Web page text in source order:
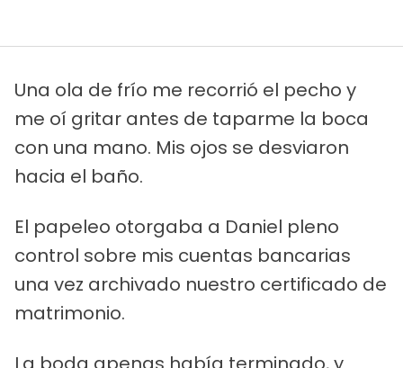
Una ola de frío me recorrió el pecho y
me oí gritar antes de taparme la boca
con una mano. Mis ojos se desviaron
hacia el baño.
El papeleo otorgaba a Daniel pleno
control sobre mis cuentas bancarias
una vez archivado nuestro certificado de
matrimonio.